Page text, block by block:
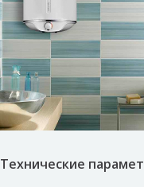
Технические